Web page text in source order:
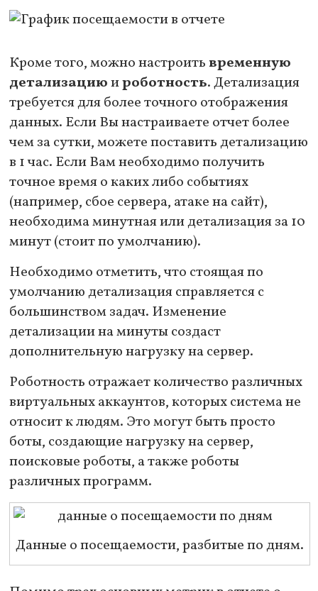
Кроме того, можно настроитьвременную
детализациюироботность. Детализация
требуется для более точного отображения
данных. Если Вы настраиваете отчет более
чем за сутки, можете поставить детализацию
в 1 час. Если Вам необходимо получить
точное время о каких либо событиях
(например, сбое сервера, атаке на сайт),
необходима минутная или детализация за 10
минут (стоит по умолчанию).
Необходимо отметить, что стоящая по
умолчанию детализация справляется с
большинством задач. Изменение
детализации на минуты создаст
дополнительную нагрузку на сервер.
Роботность отражает количество различных
виртуальных аккаунтов, которых система не
относит к людям. Это могут быть просто
боты, создающие нагрузку на сервер,
поисковые роботы, а также роботы
различных программ.
Данные о посещаемости, разбитые по дням.